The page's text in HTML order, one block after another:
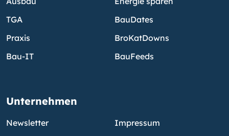
TGA
Praxis
Bau-IT
BauDates
BroKatDowns
BauFeeds
Unternehmen
Newsletter
Impressum